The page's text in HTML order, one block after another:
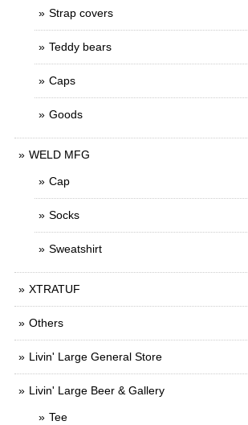
Strap covers
Teddy bears
Caps
Goods
WELD MFG
Cap
Socks
Sweatshirt
XTRATUF
Others
Livin' Large General Store
Livin' Large Beer & Gallery
Tee